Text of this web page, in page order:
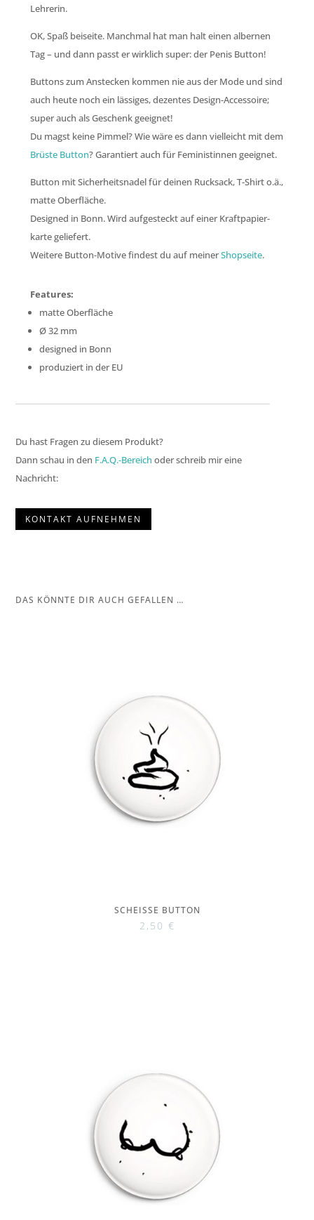
Lehrerin.
OK, Spaß beiseite. Manchmal hat man halt einen albernen
Tag – und dann passt er wirklich super: der Penis Button!
Buttons zum Anstecken kommen nie aus der Mode und sind
auch heute noch ein lässiges, dezentes Design-Accessoire;
super auch als Geschenk geeignet!
Du magst keine Pimmel? Wie wäre es dann vielleicht mit dem
Brüste Button? Garantiert auch für Feministinnen geeignet.
Button mit Sicherheitsnadel für deinen Rucksack, T-Shirt o.ä.,
matte Oberfläche.
Designed in Bonn. Wird aufgesteckt auf einer Kraftpapier-
karte geliefert.
Weitere Button-Motive findest du auf meinerShopseite.
Features:
matte Oberfläche
Ø32 mm
designed in Bonn
produziert in der EU
Du hast Fragen zu diesem Produkt?
Dann schau in den F.A.Q.-Bereich oder schreib mir eine
Nachricht:
KONTAKT AUFNEHMEN
DAS KÖNNTE DIR AUCH GEFALLEN …
SCHEISSE BUTTON
2,50 €